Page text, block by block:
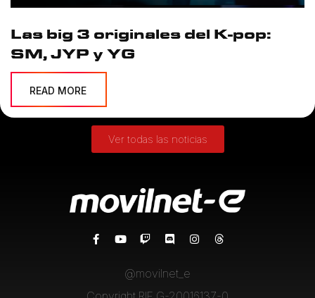
Las big 3 originales del K-pop:
SM, JYP y YG
READ MORE
Ver todas las noticias
@movilnet_e